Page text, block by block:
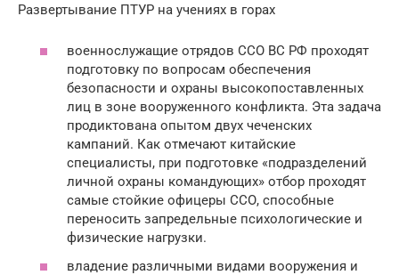
Развертывание ПТУР на учениях в горах
военнослужащие отрядов ССО ВС РФ проходят
подготовку по вопросам обеспечения
безопасности и охраны высокопоставленных
лиц в зоне вооруженного конфликта. Эта задача
продиктована опытом двух чеченских
кампаний. Как отмечают китайские
специалисты, при подготовке «подразделений
личной охраны командующих» отбор проходят
самые стойкие офицеры ССО, способные
переносить запредельные психологические и
физические нагрузки.
владение различными видами вооружения и